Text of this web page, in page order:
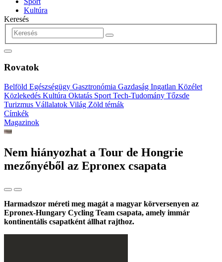
Kultúra
Keresés
Rovatok
Belföld Egészségügy Gasztronómia Gazdaság Ingatlan Közélet
Közlekedés Kultúra Oktatás Sport Tech-Tudomány Tőzsde
Turizmus Vállalatok Világ Zöld témák
Címkék
Magazinok
Nem hiányozhat a Tour de Hongrie
mezőnyéből az Epronex csapata
Harmadszor méreti meg magát a magyar körversenyen az
Epronex-Hungary Cycling Team csapata, amely immár
kontinentális csapatként állhat rajthoz.